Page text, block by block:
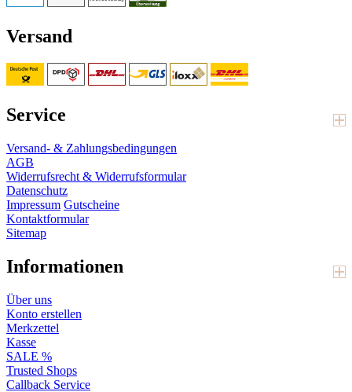
Versand
Service
Versand- & Zahlungsbedingungen
AGB
Widerrufsrecht & Widerrufsformular
Datenschutz
Impressum Gutscheine
Kontaktformular
Sitemap
Informationen
Über uns
Konto erstellen
Merkzettel
Kasse
SALE %
Trusted Shops
Callback Service